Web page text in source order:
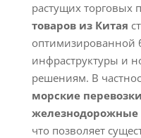
растущих торговых
товаров из Китая
оптимизированной
инфраструктуры и
решениям. В
морские
железнодорожные
что позволяет